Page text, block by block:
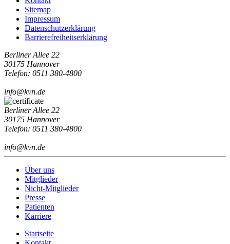
Sitemap
Impressum
Datenschutzerklärung
Barrierefreiheitserklärung
Berliner Allee 22
30175 Hannover
Telefon: 0511 380-4800
info@kvn.de
Berliner Allee 22
30175 Hannover
Telefon: 0511 380-4800
info@kvn.de
Über uns
Mitglieder
Nicht-Mitglieder
Presse
Patienten
Karriere
Startseite